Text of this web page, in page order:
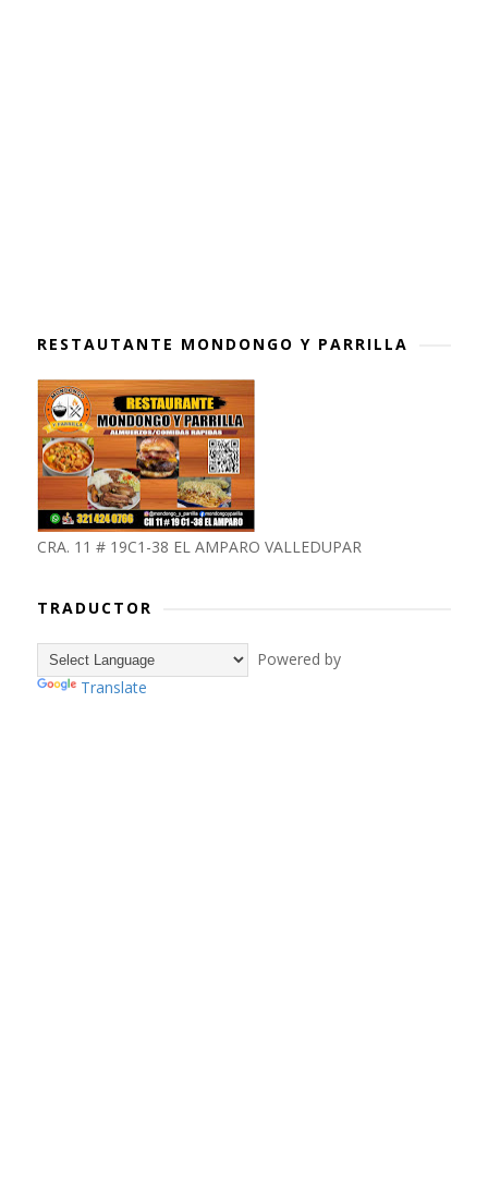
RESTAUTANTE MONDONGO Y PARRILLA
CRA. 11 # 19C1-38 EL AMPARO VALLEDUPAR
TRADUCTOR
Powered by
Translate